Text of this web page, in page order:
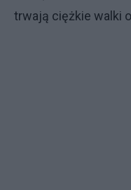
trwają ciężkie walki